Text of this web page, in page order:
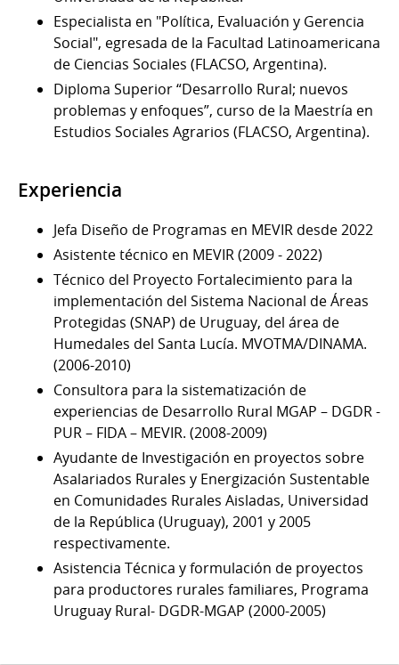
Especialista en "Política, Evaluación y Gerencia
Social", egresada de la Facultad Latinoamericana
de Ciencias Sociales (FLACSO, Argentina).
Diploma Superior “Desarrollo Rural; nuevos
problemas y enfoques”, curso de la Maestría en
Estudios Sociales Agrarios (FLACSO, Argentina).
Experiencia
Jefa Diseño de Programas en MEVIR desde 2022
Asistente técnico en MEVIR (2009 - 2022)
Técnico del Proyecto Fortalecimiento para la
implementación del Sistema Nacional de Áreas
Protegidas (SNAP) de Uruguay, del área de
Humedales del Santa Lucía. MVOTMA/DINAMA.
(2006-2010)
Consultora para la sistematización de
experiencias de Desarrollo Rural MGAP – DGDR -
PUR – FIDA – MEVIR. (2008-2009)
Ayudante de Investigación en proyectos sobre
Asalariados Rurales y Energización Sustentable
en Comunidades Rurales Aisladas, Universidad
de la República (Uruguay), 2001 y 2005
respectivamente.
Asistencia Técnica y formulación de proyectos
para productores rurales familiares, Programa
Uruguay Rural- DGDR-MGAP (2000-2005)